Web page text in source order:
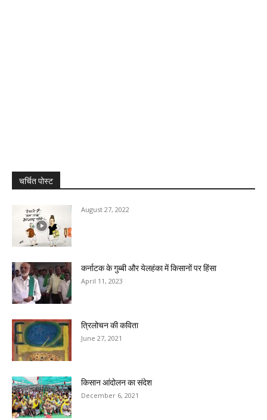
चर्चित पोस्ट
August 27, 2022
कर्नाटक के गुब्बी और येलहंका में किसानों पर हिंसा
April 11, 2023
त्रिलोचन की कविता
June 27, 2021
किसान आंदोलन का संदेश
December 6, 2021